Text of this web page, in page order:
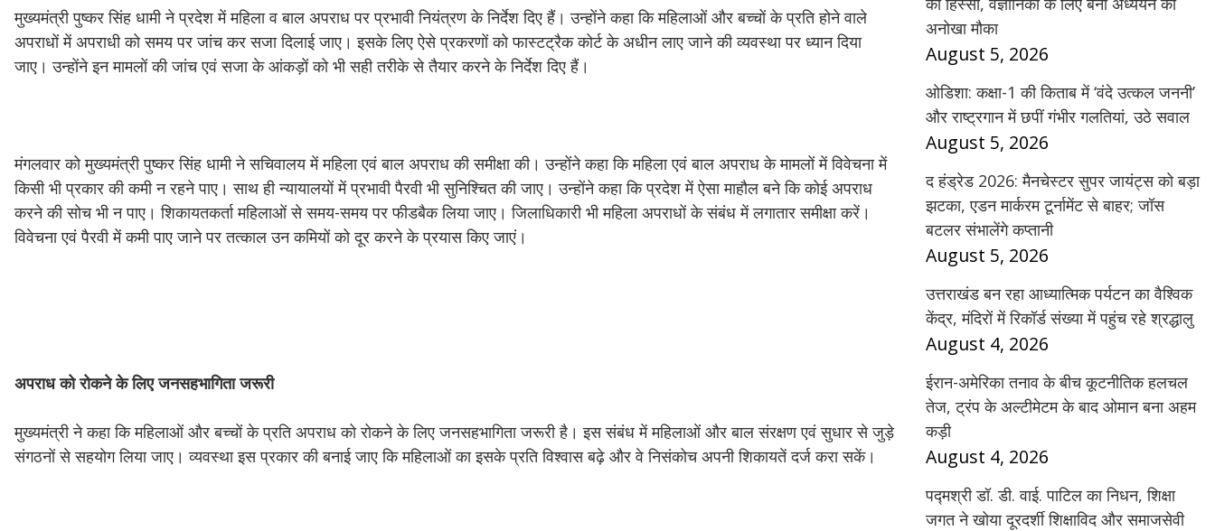
मुख्यमंत्री पुष्कर सिंह धामी ने प्रदेश में महिला व बाल अपराध पर प्रभावी नियंत्रण के निर्देश दिए हैं। उन्होंने कहा कि महिलाओं और बच्चों के प्रति होने वाले
अपराधों में अपराधी को समय पर जांच कर सजा दिलाई जाए। इसके लिए ऐसे प्रकरणों को फास्टट्रैक कोर्ट के अधीन लाए जाने की व्यवस्था पर ध्यान दिया
जाए। उन्होंने इन मामलों की जांच एवं सजा के आंकड़ों को भी सही तरीके से तैयार करने के निर्देश दिए हैं।
मंगलवार को मुख्यमंत्री पुष्कर सिंह धामी ने सचिवालय में महिला एवं बाल अपराध की समीक्षा की। उन्होंने कहा कि महिला एवं बाल अपराध के मामलों में विवेचना में
किसी भी प्रकार की कमी न रहने पाए। साथ ही न्यायालयों में प्रभावी पैरवी भी सुनिश्चित की जाए। उन्होंने कहा कि प्रदेश में ऐसा माहौल बने कि कोई अपराध
करने की सोच भी न पाए। शिकायतकर्ता महिलाओं से समय-समय पर फीडबैक लिया जाए। जिलाधिकारी भी महिला अपराधों के संबंध में लगातार समीक्षा करें।
विवेचना एवं पैरवी में कमी पाए जाने पर तत्काल उन कमियों को दूर करने के प्रयास किए जाएं।
अपराधकोरोकनेकेलिएजनसहभागिताजरूरी
मुख्यमंत्री ने कहा कि महिलाओं और बच्चों के प्रति अपराध को रोकने के लिए जनसहभागिता जरूरी है। इस संबंध में महिलाओं और बाल संरक्षण एवं सुधार से जुड़े
संगठनों से सहयोग लिया जाए। व्यवस्था इस प्रकार की बनाई जाए कि महिलाओं का इसके प्रति विश्वास बढ़े और वे निसंकोच अपनी शिकायतें दर्ज करा सकें।
अनोखा मौका
August 5, 2026
ओडिशा: कक्षा-1 की किताब में ‘वंदे उत्कल जननी’
और राष्ट्रगान में छपीं गंभीर गलतियां, उठे सवाल
August 5, 2026
द हंड्रेड 2026: मैनचेस्टर सुपर जायंट्स को बड़ा
झटका, एडन मार्करम टूर्नामेंट से बाहर; जॉस
बटलर संभालेंगे कप्तानी
August 5, 2026
उत्तराखंड बन रहा आध्यात्मिक पर्यटन का वैश्विक
केंद्र, मंदिरों में रिकॉर्ड संख्या में पहुंच रहे श्रद्धालु
August 4, 2026
ईरान-अमेरिका तनाव के बीच कूटनीतिक हलचल
तेज, ट्रंप के अल्टीमेटम के बाद ओमान बना अहम
कड़ी
August 4, 2026
पद्मश्री डॉ. डी. वाई. पाटिल का निधन, शिक्षा
जगत ने खोया दूरदर्शी शिक्षाविद और समाजसेवी